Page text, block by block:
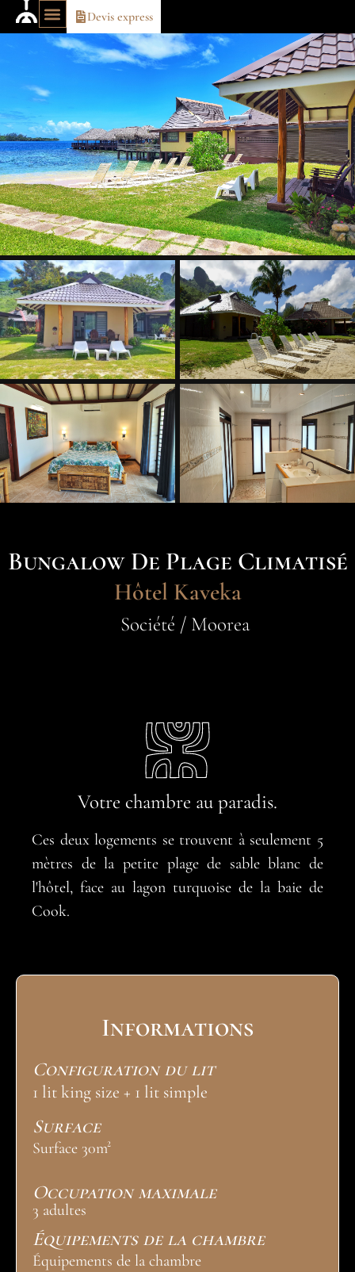
Devis express
Bungalow De Plage Climatisé
Hôtel Kaveka
Société / Moorea
Votre chambre au paradis.
Ces deux logements se trouvent à seulement 5
mètres de la petite plage de sable blanc de
l'hôtel, face au lagon turquoise de la baie de
Cook.
Informations
Configuration du lit
1 lit king size + 1 lit simple
Surface
Surface 30m²
Occupation maximale
3 adultes
Équipements de la chambre
Équipements de la chambre